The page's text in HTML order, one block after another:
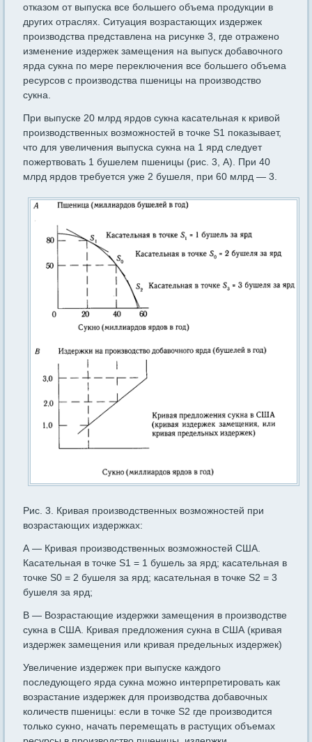
отказом от выпуска все большего объема продукции в
других отраслях. Ситуа­ция возрастающих издержек
производства представлена на рисун­ке 3, где отражено
изменение издержек замещения на выпуск доба­вочного
ярда сукна по мере переключения все большего объема
ресурсов с производства пшеницы на производство
сукна.
При выпуске 20 млрд ярдов сукна касательная к кривой
произ­водственных возможностей в точке S1 показывает,
что для увеличе­ния выпуска сукна на 1 ярд следует
пожертвовать 1 бушелем пше­ницы (рис. 3, А). При 40
млрд ярдов требуется уже 2 бушеля, при 60 млрд — 3.
Рис. 3. Кривая производственных возможностей при
возрастающих издержках:
А — Кривая производственных возможностей США.
Касательная в точке S1 = 1 бушель за ярд; касательная в
точке S0 = 2 бушеля за ярд; касательная в точке S2 = 3
бушеля за ярд;
В — Возрастающие издержки замещения в производстве
сукна в США. Кривая предложения сукна в США (кривая
издержек замещения или кривая предельных издержек)
Увеличение издержек при выпуске каждого
последующего ярда сукна можно интерпретировать как
возрастание издержек для про­изводства добавочных
количеств пшеницы: если в точке S2 где произ­водится
только сукно, начать перемещать в растущих объемах